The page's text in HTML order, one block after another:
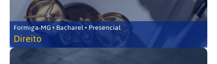
Formiga-MG • Bacharel • Presencial
Direito